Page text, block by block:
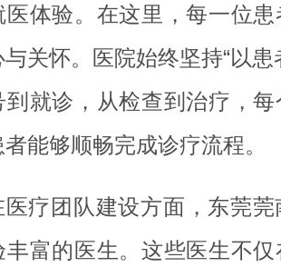
医体验。在这里，每一位
关怀。医院始终坚持“以患
到就诊，从检查到治疗，每
能够顺畅完成诊疗流程。
医疗团队建设方面，东莞
丰富的医生。这些医生不